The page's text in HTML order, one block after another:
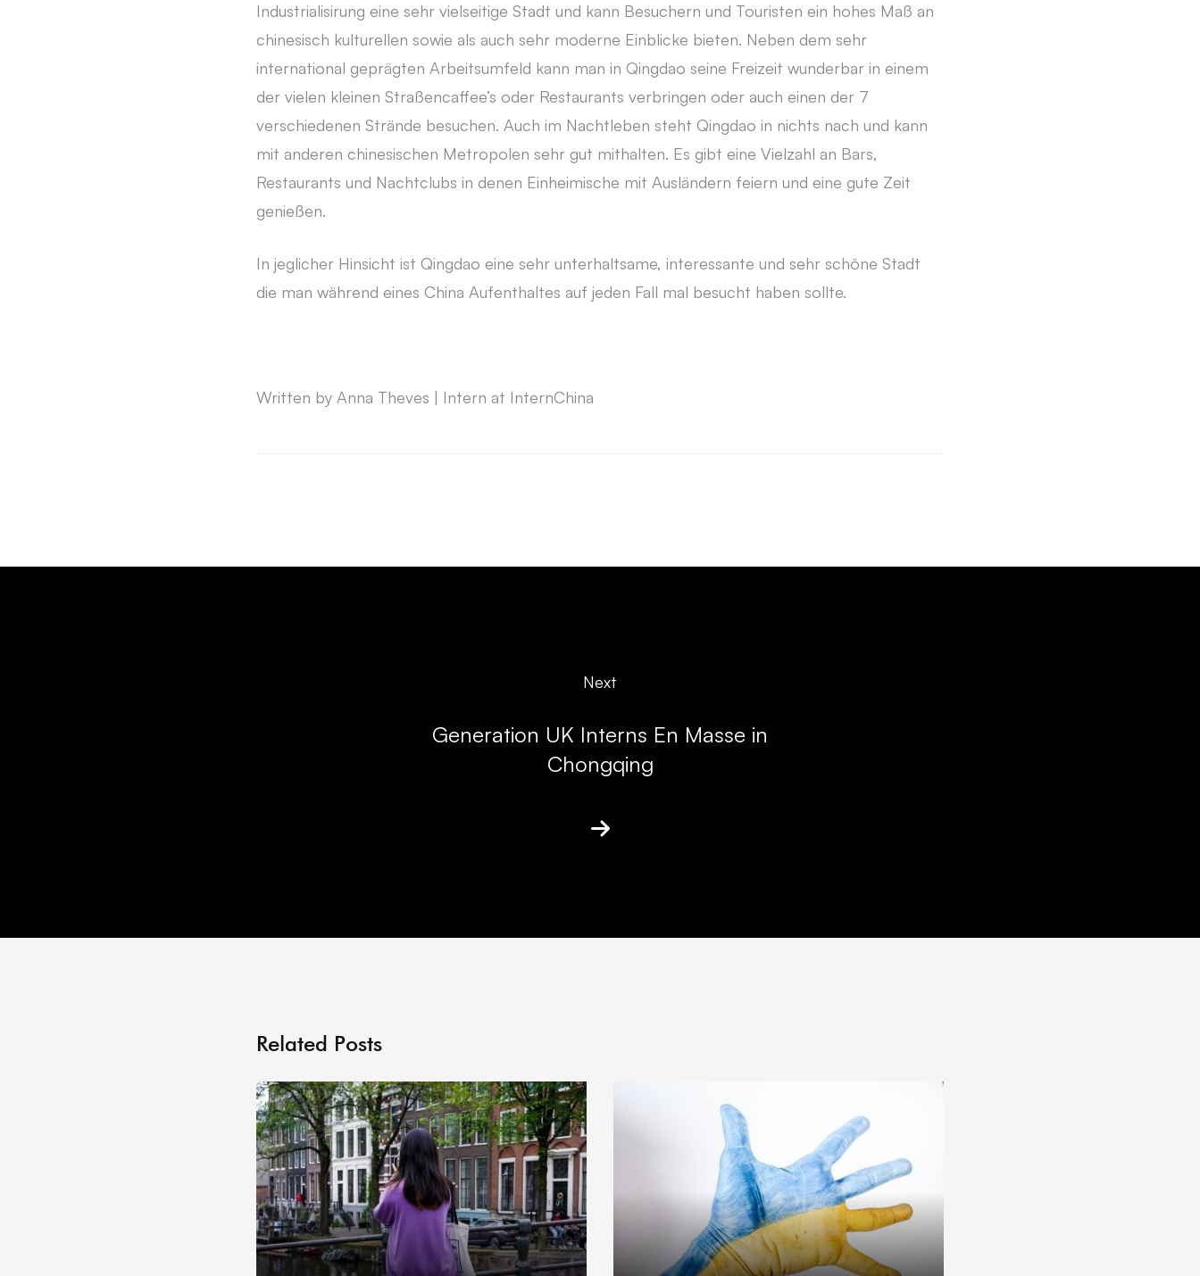
Industrialisirung eine sehr vielseitige Stadt und kann Besuchern und Touristen ein hohes Maß an
chinesisch kulturellen sowie als auch sehr moderne Einblicke bieten. Neben dem sehr
international geprägten Arbeitsumfeld kann man in Qingdao seine Freizeit wunderbar in einem
der vielen kleinen Straßencaffee’s oder Restaurants verbringen oder auch einen der 7
verschiedenen Strände besuchen. Auch im Nachtleben steht Qingdao in nichts nach und kann
mit anderen chinesischen Metropolen sehr gut mithalten. Es gibt eine Vielzahl an Bars,
Restaurants und Nachtclubs in denen Einheimische mit Ausländern feiern und eine gute Zeit
genießen.
In jeglicher Hinsicht ist Qingdao eine sehr unterhaltsame, interessante und sehr schöne Stadt
die man während eines China Aufenthaltes auf jeden Fall mal besucht haben sollte.
Written by Anna Theves | Intern at InternChina
Next
Generation UK Interns En Masse in
Chongqing
Related Posts